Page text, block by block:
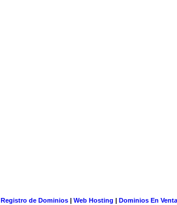
Registro de Dominios| Web Hosting | Dominios En Venta